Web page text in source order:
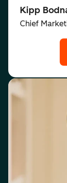
Kipp
Chief